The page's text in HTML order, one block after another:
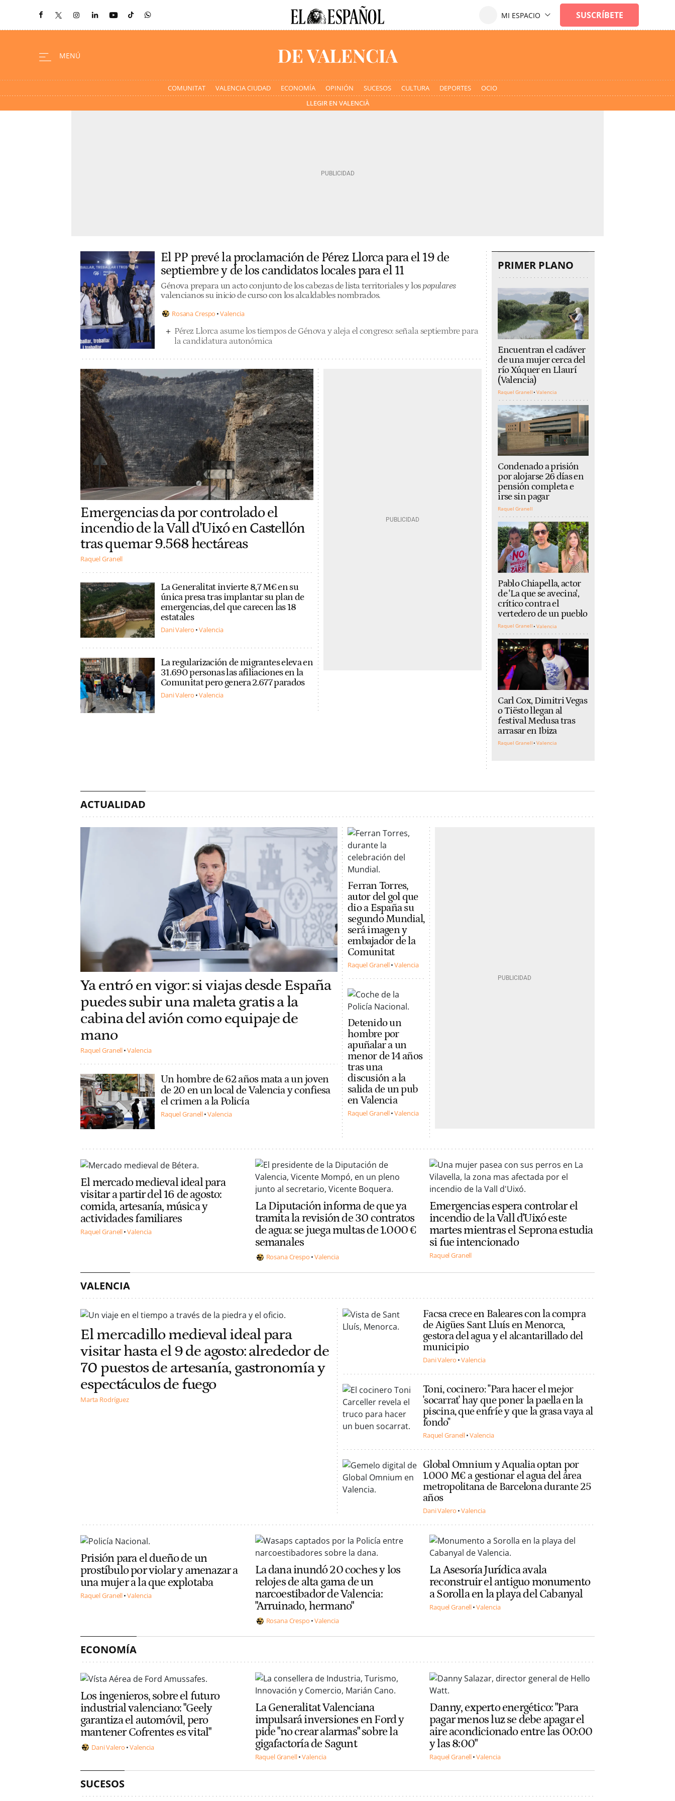
COMUNITAT VALENCIA CIUDAD ECONOMÍA OPINIÓN SUCESOS CULTURA DEPORTES
OCIO
LLEGIR EN VALENCIÀ
El PP prevé la proclamación de Pérez Llorca para el 19 de
septiembre y de los candidatos locales para el 11
Génova prepara un acto conjunto de los cabezas de lista territoriales y los populares
valencianos su inicio de curso con los alcaldables nombrados.
Rosana Crespo Valencia
Pérez Llorca asume los tiempos de Génova y aleja el congreso: señala septiembre para
la candidatura autonómica
Emergencias da por controlado el
incendio de la Vall d'Uixó en Castellón
tras quemar 9.568 hectáreas
Raquel Granell
La Generalitat invierte 8,7 M€ en su
única presa tras implantar su plan de
emergencias, del que carecen las 18
estatales
Dani Valero Valencia
La regularización de migrantes eleva en
31.690 personas las afiliaciones en la
Comunitat pero genera 2.677 parados
Dani Valero Valencia
PRIMER PLANO
Encuentran el cadáver
de una mujer cerca del
río Xúquer en Llaurí
(Valencia)
Raquel Granell Valencia
Condenado a prisión
por alojarse 26 días en
pensión completa e
irse sin pagar
Raquel Granell
Pablo Chiapella, actor
de 'La que se avecina',
crítico contra el
vertedero de un pueblo
Raquel Granell Valencia
Carl Cox, Dimitri Vegas
o Tiësto llegan al
festival Medusa tras
arrasar en Ibiza
Raquel Granell Valencia
ACTUALIDAD
Ya entró en vigor: si viajas desde España
puedes subir una maleta gratis a la
cabina del avión como equipaje de
mano
Raquel Granell Valencia
Un hombre de 62 años mata a un joven
de 20 en un local de Valencia y confiesa
el crimen a la Policía
Raquel Granell Valencia
Ferran Torres,
autor del gol que
dio a España su
segundo Mundial,
será imagen y
embajador de la
Comunitat
Raquel Granell Valencia
Detenido un
hombre por
apuñalar a un
menor de 14 años
tras una
discusión a la
salida de un pub
en Valencia
Raquel Granell Valencia
El mercado medieval ideal para
visitar a partir del 16 de agosto:
comida, artesanía, música y
actividades familiares
Raquel Granell Valencia
La Diputación informa de que ya
tramita la revisión de 30 contratos
de agua: se juega multas de 1.000 €
semanales
Rosana Crespo Valencia
Emergencias espera controlar el
incendio de la Vall d'Uixó este
martes mientras el Seprona estudia
si fue intencionado
Raquel Granell
VALENCIA
El mercadillo medieval ideal para
visitar hasta el 9 de agosto: alrededor de
70 puestos de artesanía, gastronomía y
espectáculos de fuego
Marta Rodríguez
Facsa crece en Baleares con la compra
de Aigües Sant Lluís en Menorca,
gestora del agua y el alcantarillado del
municipio
Dani Valero Valencia
Toni, cocinero: "Para hacer el mejor
'socarrat' hay que poner la paella en la
piscina, que enfríe y que la grasa vaya al
fondo"
Raquel Granell Valencia
Global Omnium y Aqualia optan por
1.000 M€ a gestionar el agua del área
metropolitana de Barcelona durante 25
años
Dani Valero Valencia
Prisión para el dueño de un
prostíbulo por violar y amenazar a
una mujer a la que explotaba
Raquel Granell Valencia
La dana inundó 20 coches y los
relojes de alta gama de un
narcoestibador de Valencia:
"Arruinado, hermano"
Rosana Crespo Valencia
La Asesoría Jurídica avala
reconstruir el antiguo monumento
a Sorolla en la playa del Cabanyal
Raquel Granell Valencia
ECONOMÍA
Los ingenieros, sobre el futuro
industrial valenciano: "Geely
garantiza el automóvil, pero
mantener Cofrentes es vital"
Dani Valero Valencia
La Generalitat Valenciana
impulsará inversiones en Ford y
pide "no crear alarmas" sobre la
gigafactoría de Sagunt
Raquel Granell Valencia
Danny, experto energético: "Para
pagar menos luz se debe apagar el
aire acondicionado entre las 00:00
y las 8:00"
Raquel Granell Valencia
SUCESOS